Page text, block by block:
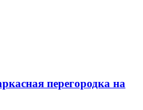
перегородка на